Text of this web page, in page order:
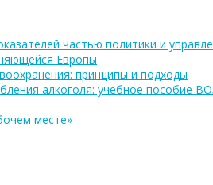
частью политики и
Европы
принципы и подходы
алкоголя: учебное пособие
месте»